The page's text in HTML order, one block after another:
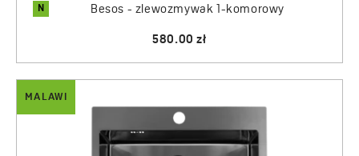
N Besos - zlewozmywak 1-komorowy
580.00 zł
MALAWI